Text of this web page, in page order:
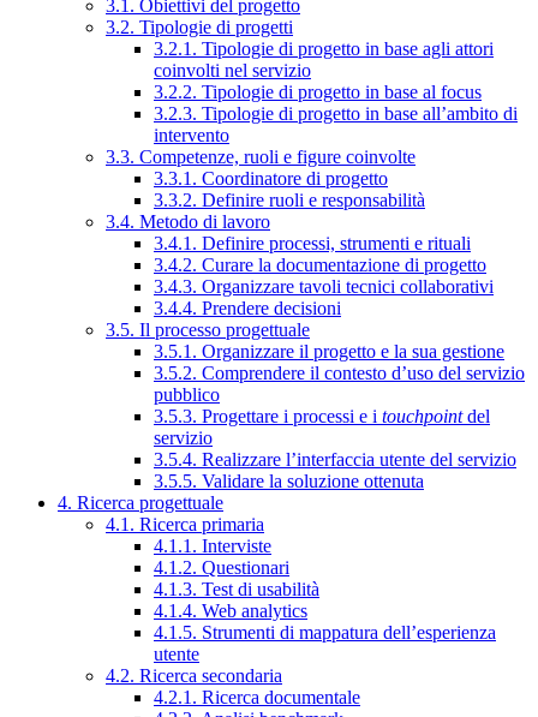
3.1. Obiettivi del progetto
3.2. Tipologie di progetti
3.2.1. Tipologie di progetto in base agli attori
coinvolti nel servizio
3.2.2. Tipologie di progetto in base al focus
3.2.3. Tipologie di progetto in base all’ambito di
intervento
3.3. Competenze, ruoli e figure coinvolte
3.3.1. Coordinatore di progetto
3.3.2. Definire ruoli e responsabilità
3.4. Metodo di lavoro
3.4.1. Definire processi, strumenti e rituali
3.4.2. Curare la documentazione di progetto
3.4.3. Organizzare tavoli tecnici collaborativi
3.4.4. Prendere decisioni
3.5. Il processo progettuale
3.5.1. Organizzare il progetto e la sua gestione
3.5.2. Comprendere il contesto d’uso del servizio
pubblico
3.5.3. Progettare i processi e i touchpointdel
servizio
3.5.4. Realizzare l’interfaccia utente del servizio
3.5.5. Validare la soluzione ottenuta
4. Ricerca progettuale
4.1. Ricerca primaria
4.1.1. Interviste
4.1.2. Questionari
4.1.3. Test di usabilità
4.1.4. Web analytics
4.1.5. Strumenti di mappatura dell’esperienza
utente
4.2. Ricerca secondaria
4.2.1. Ricerca documentale